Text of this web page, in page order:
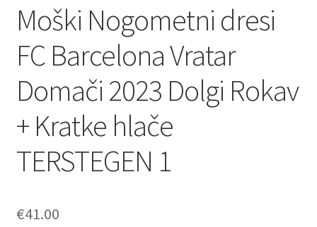
Moški Nogometni dresi
FC Barcelona Vratar
Domači 2023 Dolgi Rokav
+ Kratke hlače
TERSTEGEN 1
€41.00